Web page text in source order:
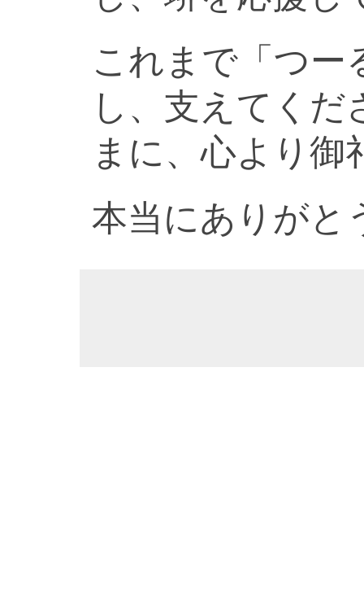
これまで「つー
し、支えてく
まに、心より御
本当にありがと